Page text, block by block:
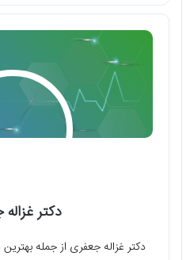
دکتر
دکتر غزاله جعفری از جمله